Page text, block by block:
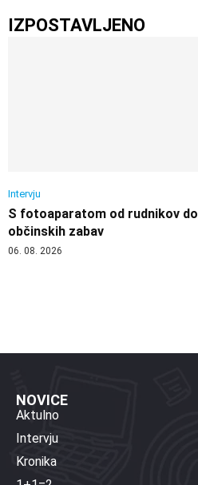
IZPOSTAVLJENO
Intervju
S fotoaparatom od rudnikov do
občinskih zabav
06. 08. 2026
NOVICE
Aktulno
Intervju
Kronika